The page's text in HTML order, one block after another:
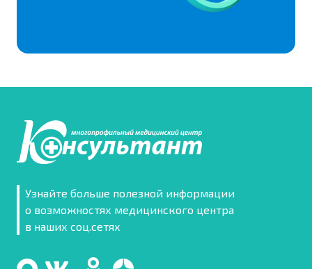
Узнайте больше полезной информации
о возможностях медицинского центра
в наших соц.сетях